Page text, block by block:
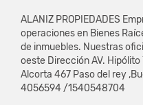
ALANIZ PROPIEDADES
operaciones en Bienes
de inmuebles. Nuestras
oeste Dirección AV.
Alcorta 467 Paso del rey
4056594 /1540548704